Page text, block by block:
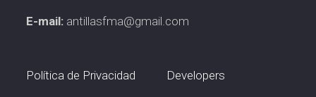
E-mail: antillasfma@gmail.com
Política de Privacidad Developers